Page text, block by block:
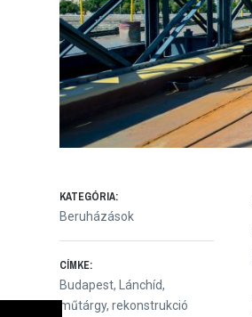
KATEGÓRIA:
Beruházások
CÍMKE:
Budapest, Lánchíd,
műtárgy,rekonstrukció